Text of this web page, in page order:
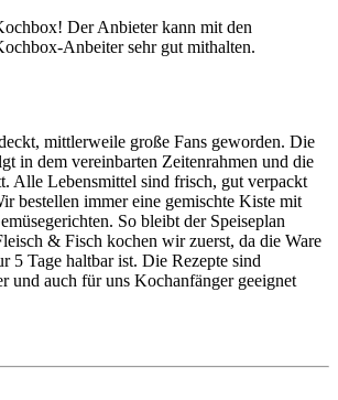
Der Anbieter kann mit den
Anbeiter sehr gut mithalten.
mittlerweile große Fans geworden. Die
in dem vereinbarten Zeitenrahmen und die
Alle Lebensmittel sind frisch, gut verpackt
bestellen immer eine gemischte Kiste mit
So bleibt der Speiseplan
& Fisch kochen wir zuerst, da die Ware
5 Tage haltbar ist. Die Rezepte sind
und auch für uns Kochanfänger geeignet